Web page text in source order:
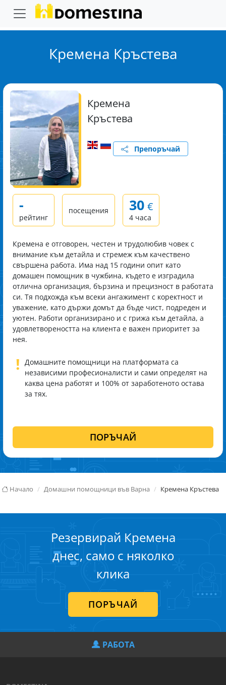
Кремена Кръстева
Кремена
Кръстева
Препоръчай
-
рейтинг
посещения 30 €
4 часа
Кремена е отговорен, честен и трудолюбив човек с
внимание към детайла и стремеж към качествено
свършена работа. Има над 15 години опит като
домашен помощник в чужбина, където е изградила
отлична организация, бързина и прецизност в работата
си. Тя подхожда към всеки ангажимент с коректност и
уважение, като държи домът да бъде чист, подреден и
уютен. Работи организирано и с грижа към детайла, а
удовлетвореността на клиента е важен приоритет за
нея.
! Домашните помощници на платформата са
независими професионалисти и сами определят на
каква цена работят и 100% от заработеното остава
за тях.
ПОРЪЧАЙ
Начало Домашни помощници във Варна Кремена Кръстева
Резервирай Кремена
днес, само с няколко
клика
ПОРЪЧАЙ
РАБОТА